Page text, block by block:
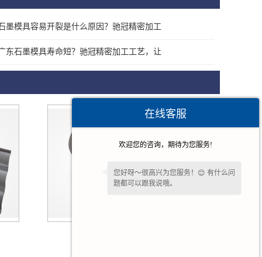
墨模具容易开裂是什么原因？驰冠精密加工
东石墨模具寿命短？驰冠精密加工工艺，让
在线客服
欢迎您的咨询，期待为您服务!
您好呀～很高兴为您服务！😊 有什么问
题都可以跟我说哦。